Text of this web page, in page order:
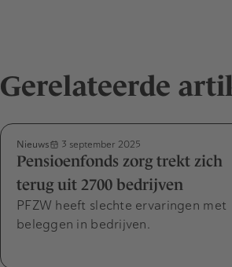
Gerelateerde
Nieuws 3 september 2025
Pensioenfonds zorg trekt zich
terug uit 2700 bedrijven
PFZW heeft slechte ervaringen met
beleggen in bedrijven.